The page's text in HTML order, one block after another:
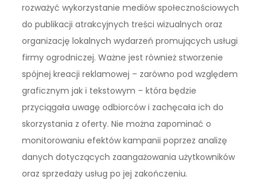
rozważyć wykorzystanie mediów społecznościowych
do publikacji atrakcyjnych treści wizualnych oraz
organizację lokalnych wydarzeń promujących usługi
firmy ogrodniczej. Ważne jest również stworzenie
spójnej kreacji reklamowej – zarówno pod względem
graficznym jak i tekstowym – która będzie
przyciągała uwagę odbiorców i zachęcała ich do
skorzystania z oferty. Nie można zapominać o
monitorowaniu efektów kampanii poprzez analizę
danych dotyczących zaangażowania użytkowników
oraz sprzedaży usług po jej zakończeniu.